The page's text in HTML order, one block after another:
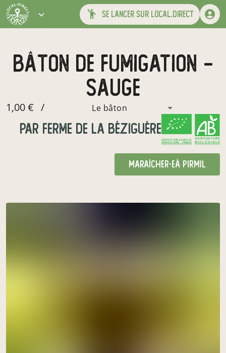
se lancer sur local.direct
Bâton de fumigation -
Sauge
1,00 € / Le bâton
par Ferme de La Béziguère
CERTIFIÉ PAR FR-BIO-01
AGRICULTURE FRANCE
maraîcher·eà Pirmil